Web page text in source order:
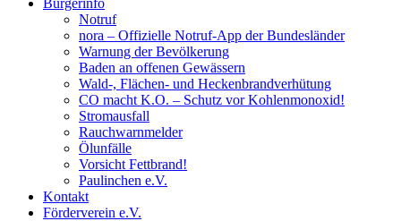
Bürgerinfo
Notruf
nora – Offizielle Notruf-App der Bundesländer
Warnung der Bevölkerung
Baden an offenen Gewässern
Wald-, Flächen- und Heckenbrandverhütung
CO macht K.O. – Schutz vor Kohlenmonoxid!
Stromausfall
Rauchwarnmelder
Ölunfälle
Vorsicht Fettbrand!
Paulinchen e.V.
Kontakt
Förderverein e.V.